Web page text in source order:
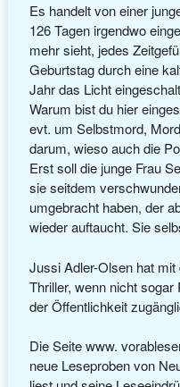
Es handelt von einer
126 Tagen irgendwo
mehr sieht, jedes
Geburtstag durch eine
Jahr das Licht
Warum bist du hier
evt. um Selbstmord,
darum, wieso auch die
Erst soll die junge Frau
sie seitdem
umgebracht haben, der
wieder auftaucht. Sie
Jussi Adler-Olsen hat
Thriller, wenn nicht
der Öffentlichkeit
Die Seite www.
neue Leseproben von